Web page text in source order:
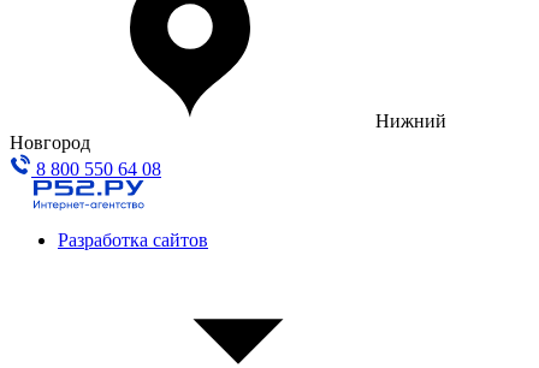
Нижний
Новгород
8 800 550 64 08
Разработка сайтов